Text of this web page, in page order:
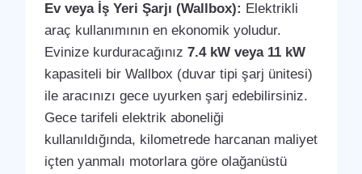
Ev veya İş Yeri Şarjı (Wallbox): Elektrikli
araç kullanımının en ekonomik yoludur.
Evinize kurduracağınız 7.4 kW veya 11 kW
kapasiteli bir Wallbox (duvar tipi şarj ünitesi)
ile aracınızı gece uyurken şarj edebilirsiniz.
Gece tarifeli elektrik aboneliği
kullanıldığında, kilometrede harcanan maliyet
içten yanmalı motorlara göre olağanüstü